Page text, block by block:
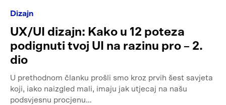
Dizajn
UX/UI dizajn: Kako u 12 poteza
podignuti tvoj UI na razinu pro – 2.
dio
U prethodnom članku prošli smo kroz prvih šest savjeta
koji, iako naizgled mali, imaju jak utjecaj na našu
podsvjesnu procjenu…